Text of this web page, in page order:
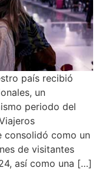
país recibió
un
periodo del
consolidó como un
de visitantes
así como una […]